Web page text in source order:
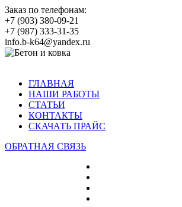
Заказ по телефонам:
+7 (903) 380-09-21
+7 (987) 333-31-35
info.b-k64@yandex.ru
ГЛАВНАЯ
НАШИ РАБОТЫ
СТАТЬИ
КОНТАКТЫ
СКАЧАТЬ ПРАЙС
ОБРАТНАЯ СВЯЗЬ